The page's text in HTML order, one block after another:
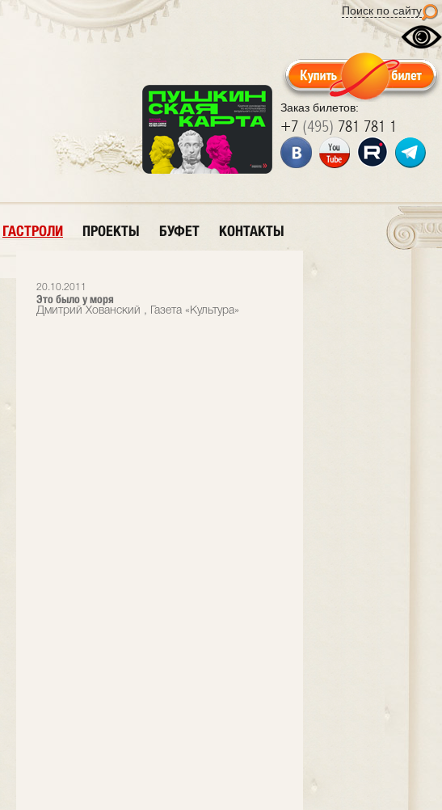
Поиск по сайту
Заказ билетов:
+7 (495) 781 781 1
ГАСТРОЛИ ПРОЕКТЫ БУФЕТ КОНТАКТЫ
20.10.2011
Это было у моря
Дмитрий Хованский , Газета «Культура»